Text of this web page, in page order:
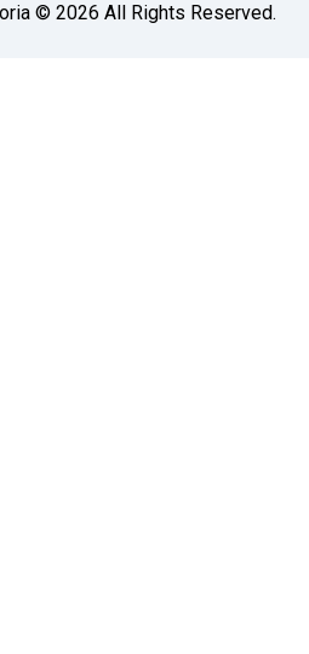
© 2026 All Rights Reserved.